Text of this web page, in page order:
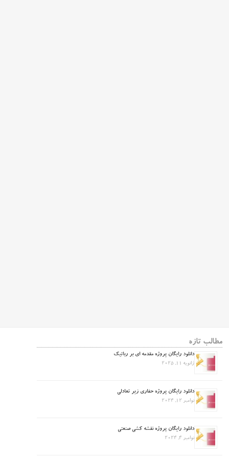
مطالب تازه
دانلود رایگان پروژه مقدمه ای بر رباتیک
ژانویه 11, 2025
دانلود رایگان پروژه حفاری زیر تعادلی
نوامبر 12, 2024
دانلود رایگان پروژه نقشه کشی صنعتی
نوامبر 4, 2024